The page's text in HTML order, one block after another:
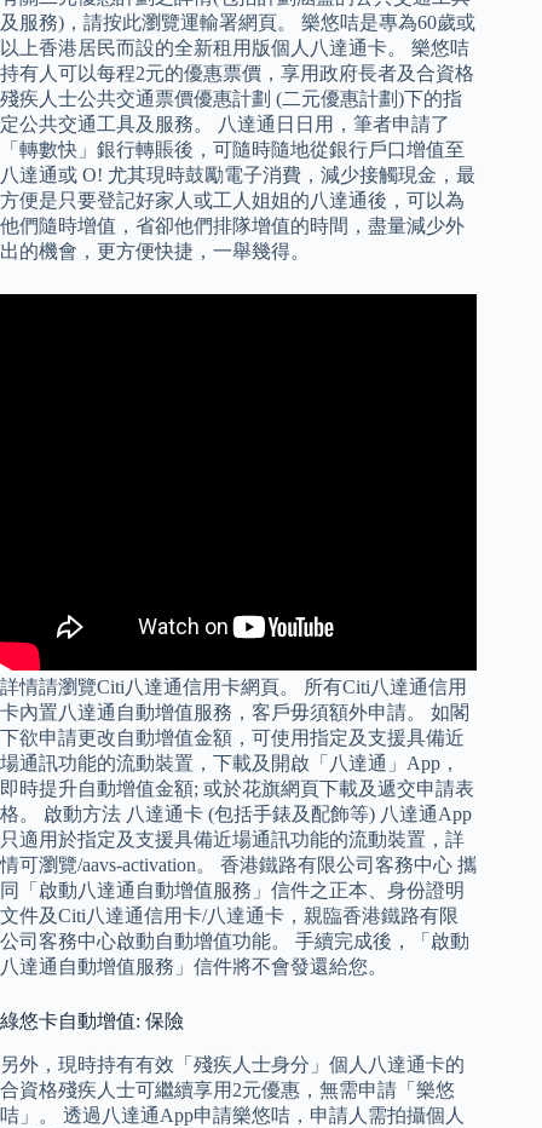
及服務)，請按此瀏覽運輸署網頁。 樂悠咭是專為60歲或
以上香港居民而設的全新租用版個人八達通卡。 樂悠咭
持有人可以每程2元的優惠票價，享用政府長者及合資格
殘疾人士公共交通票價優惠計劃 (二元優惠計劃)下的指
定公共交通工具及服務。 八達通日日用，筆者申請了
「轉數快」銀行轉賬後，可隨時隨地從銀行戶口增值至
八達通或 O! 尤其現時鼓勵電子消費，減少接觸現金，最
方便是只要登記好家人或工人姐姐的八達通後，可以為
他們隨時增值，省卻他們排隊增值的時間，盡量減少外
出的機會，更方便快捷，一舉幾得。
詳情請瀏覽Citi八達通信用卡網頁。 所有Citi八達通信用
卡內置八達通自動增值服務，客戶毋須額外申請。 如閣
下欲申請更改自動增值金額，可使用指定及支援具備近
場通訊功能的流動裝置，下載及開啟「八達通」App，
即時提升自動增值金額; 或於花旗網頁下載及遞交申請表
格。 啟動方法 八達通卡 (包括手錶及配飾等) 八達通App
只適用於指定及支援具備近場通訊功能的流動裝置，詳
情可瀏覽/aavs-activation。 香港鐵路有限公司客務中心 攜
同「啟動八達通自動增值服務」信件之正本、身份證明
文件及Citi八達通信用卡/八達通卡，親臨香港鐵路有限
公司客務中心啟動自動增值功能。 手續完成後，「啟動
八達通自動增值服務」信件將不會發還給您。
綠悠卡自動增值: 保險
另外，現時持有有效「殘疾人士身分」個人八達通卡的
合資格殘疾人士可繼續享用2元優惠，無需申請「樂悠
咭」。 透過八達通App申請樂悠咭，申請人需拍攝個人